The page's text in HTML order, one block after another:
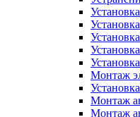
Монтаж
Монтаж
Монтаж